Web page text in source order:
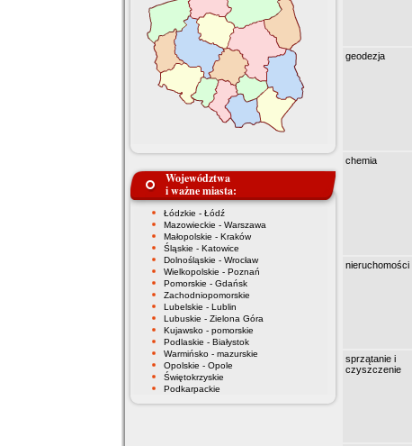
Województwa
i ważne miasta:
Łódzkie - Łódź
Mazowieckie - Warszawa
Małopolskie - Kraków
Śląskie - Katowice
Dolnośląskie - Wrocław
Wielkopolskie - Poznań
Pomorskie - Gdańsk
Zachodniopomorskie
Lubelskie - Lublin
Lubuskie - Zielona Góra
Kujawsko - pomorskie
Podlaskie - Białystok
Warmińsko - mazurskie
Opolskie - Opole
Świętokrzyskie
Podkarpackie
geodezja
chemia
nieruchomości
sprzątanie i
czyszczenie